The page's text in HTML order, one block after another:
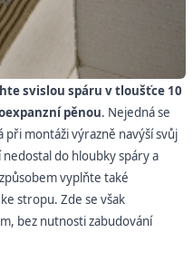
svislou spáru v tloušťce 10
pěnou. Nejedná se
montáži výrazně navýší svůj
do hloubky spáry a
vyplňte také
stropu. Zde se však
bez nutnosti zabudování